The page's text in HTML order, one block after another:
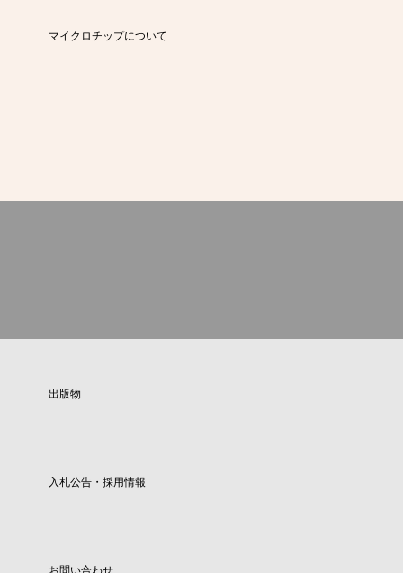
マイクロチップについて
出版物
入札公告・採用情報
お問い合わせ